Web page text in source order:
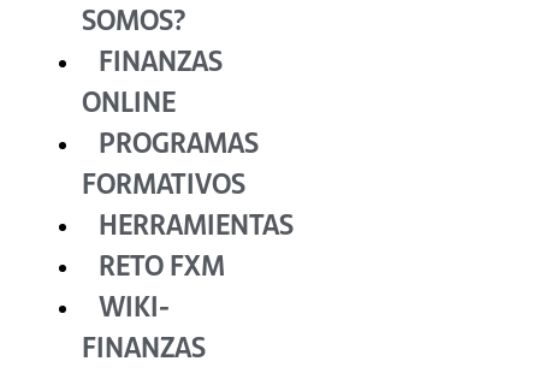
SOMOS?
FINANZAS
ONLINE
PROGRAMAS
FORMATIVOS
HERRAMIENTAS
RETO FXM
WIKI-
FINANZAS